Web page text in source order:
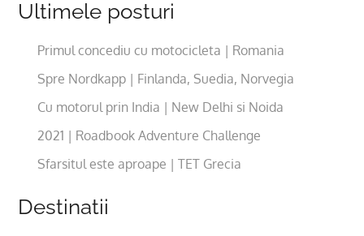
Ultimele posturi
Primul concediu cu motocicleta | Romania
Spre Nordkapp | Finlanda, Suedia, Norvegia
Cu motorul prin India | New Delhi si Noida
2021 | Roadbook Adventure Challenge
Sfarsitul este aproape | TET Grecia
Destinatii